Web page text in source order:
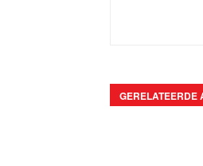
GERELATEERDE